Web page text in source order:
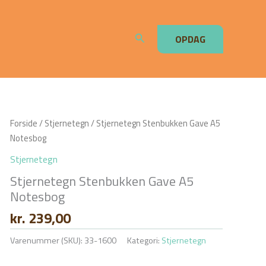
Søg OPDAG
Forside/Stjernetegn/ Stjernetegn Stenbukken Gave A5
Notesbog
Stjernetegn
Stjernetegn Stenbukken Gave A5
Notesbog
kr. 239,00
Varenummer (SKU): 33-1600 Kategori: Stjernetegn